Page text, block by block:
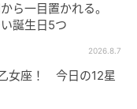
にしてみましょ
ってみたかった
てくるかも。芸
ら一目置かれる。
誕生日5つ
2026.8.7
女座！ 今日の12星